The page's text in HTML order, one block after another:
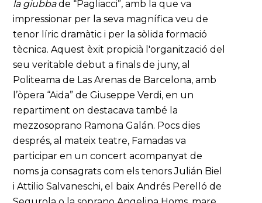
la giubbade “Pagliacci”, amb la que va
impressionar per la seva magnífica veu de
tenor líric dramàtic i per la sòlida formació
tècnica. Aquest èxit propicià l'organització del
seu veritable debut a finals de juny, al
Politeama de Las Arenas de Barcelona, amb
l’òpera “Aida” de Giuseppe Verdi, en un
repartiment on destacava també la
mezzosoprano Ramona Galán. Pocs dies
després, al mateix teatre, Famadas va
participar en un concert acompanyat de
noms ja consagrats com els tenors Julián Biel
i Attilio Salvaneschi, el baix Andrés Perelló de